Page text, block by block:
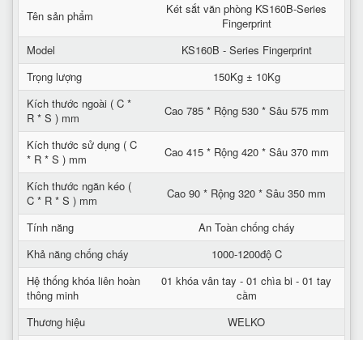
Tên sản phẩm
Két sắt văn phòng KS160B-Series
Fingerprint
Model
KS160B - Series Fingerprint
Trọng lượng
150Kg ± 10Kg
Kích thước ngoài ( C *
R * S ) mm
Cao 785 * Rộng 530 * Sâu 575 mm
Kích thước sử dụng ( C
* R * S ) mm
Cao 415 * Rộng 420 * Sâu 370 mm
Kích thước ngăn kéo (
C * R * S ) mm
Cao 90 * Rộng 320 * Sâu 350 mm
Tính năng
An Toàn chống cháy
Khả năng chống cháy
1000-1200độ C
Hệ thống khóa liên hoàn
thông minh
01 khóa vân tay - 01 chìa bi - 01 tay
cầm
Thương hiệu
WELKO